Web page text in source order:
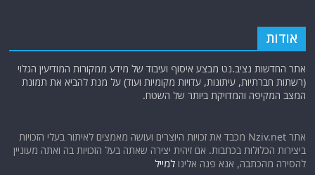
אודות
אתר החדשות נציב.נט מבצע איסוף ועיבוד של מידע ממקורות המודיעין הגלוי
(רשתות חברתיות, עיתונות, עדויות מקומיות ועוד) על מנת להביא את תמונת
המצב המקיפה והמדויקת ביותר של השטח.
אתר Nziv.net מכבד את זכויות היוצרים ועושה מאמצים לאיתור בעלי הזכויות
ביצירות הכלולות בכתבות. אם זיהית יצירה שאתה בעל הזכויות בה ואתה מעוניין
להסירה מהכתבה, אנא פנה אלינולמייל